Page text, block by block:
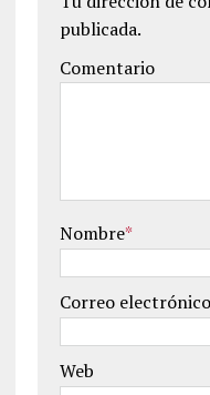
publicada.
Comentario
Nombre*
Correo electrónico
Web